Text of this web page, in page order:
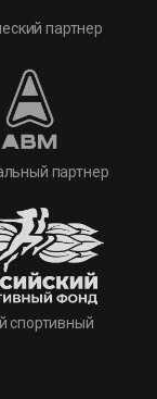
партнер
партнер
спортивный